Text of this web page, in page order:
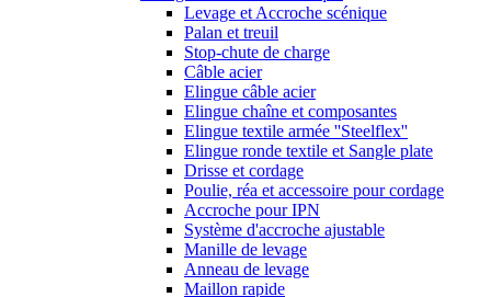
Levage et Accroche scénique
Palan et treuil
Stop-chute de charge
Câble acier
Elingue câble acier
Elingue chaîne et composantes
Elingue textile armée ''Steelflex''
Elingue ronde textile et Sangle plate
Drisse et cordage
Poulie, réa et accessoire pour cordage
Accroche pour IPN
Système d'accroche ajustable
Manille de levage
Anneau de levage
Maillon rapide